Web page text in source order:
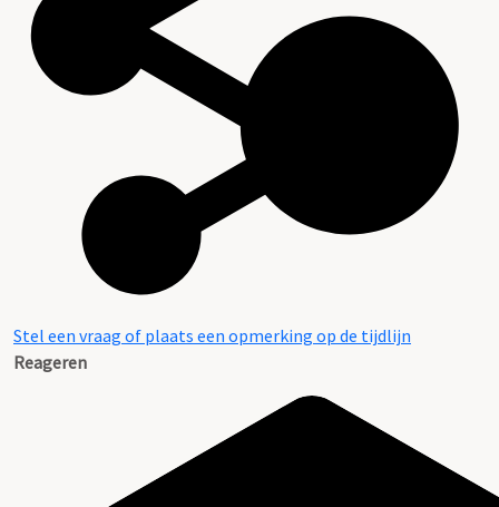
Aanwijzingen voor de gebruiker
Stel een vraag of plaats een opmerking op de tijdlijn
Reageren